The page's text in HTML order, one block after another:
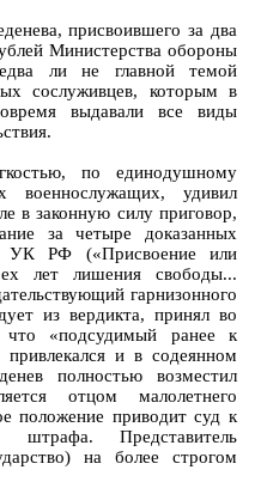
присвоившего за два
Министерства обороны
ли не главной темой
сослуживцев, которым в
выдавали все виды
по единодушному
удивил
в законную силу приговор,
за четыре доказанных
УК РФ («Присвоение или
лет лишения свободы...
гарнизонного
из вердикта, принял во
что «подсудимый ранее к
привлекался и в содеянном
полностью возместил
отцом малолетнего
положение приводит суд к
Представитель
на более строгом